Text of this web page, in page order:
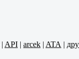
| API | arcek | ATA |